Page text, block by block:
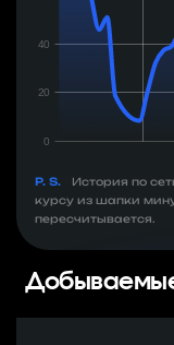
P. S.
История по
курсу из шапки
пересчитывается.